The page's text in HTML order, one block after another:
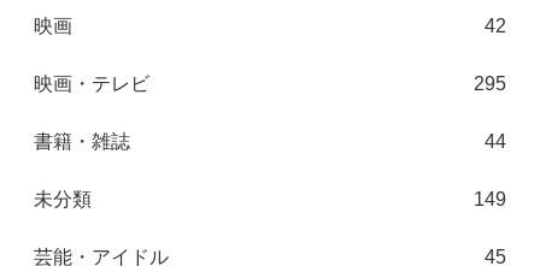
映画 42
映画・テレビ 295
書籍・雑誌 44
未分類 149
芸能・アイドル 45